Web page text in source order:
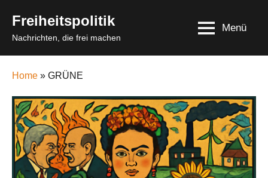
content
Freiheitspolitik
Nachrichten, die frei machen
Menü
Home » GRÜNE